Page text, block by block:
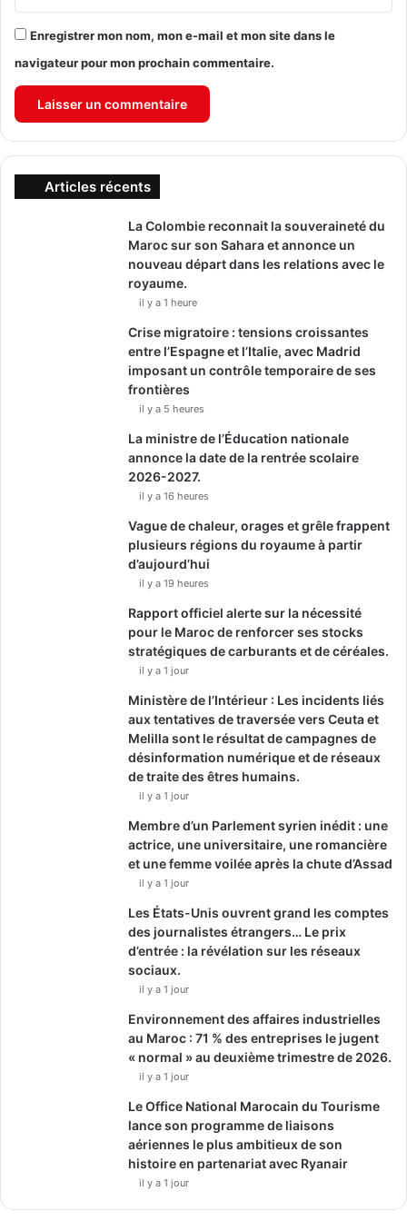
Enregistrer mon nom, mon e-mail et mon site dans le
navigateur pour mon prochain commentaire.
Articles récents
La Colombie reconnait la souveraineté du
Maroc sur son Sahara et annonce un
nouveau départ dans les relations avec le
royaume.
il y a 1 heure
Crise migratoire : tensions croissantes
entre l’Espagne et l’Italie, avec Madrid
imposant un contrôle temporaire de ses
frontières
il y a 5 heures
La ministre de l’Éducation nationale
annonce la date de la rentrée scolaire
2026-2027.
il y a 16 heures
Vague de chaleur, orages et grêle frappent
plusieurs régions du royaume à partir
d’aujourd’hui
il y a 19 heures
Rapport officiel alerte sur la nécessité
pour le Maroc de renforcer ses stocks
stratégiques de carburants et de céréales.
il y a 1 jour
Ministère de l’Intérieur : Les incidents liés
aux tentatives de traversée vers Ceuta et
Melilla sont le résultat de campagnes de
désinformation numérique et de réseaux
de traite des êtres humains.
il y a 1 jour
Membre d’un Parlement syrien inédit : une
actrice, une universitaire, une romancière
et une femme voilée après la chute d’Assad
il y a 1 jour
Les États-Unis ouvrent grand les comptes
des journalistes étrangers… Le prix
d’entrée : la révélation sur les réseaux
sociaux.
il y a 1 jour
Environnement des affaires industrielles
au Maroc : 71 % des entreprises le jugent
« normal » au deuxième trimestre de 2026.
il y a 1 jour
Le Office National Marocain du Tourisme
lance son programme de liaisons
aériennes le plus ambitieux de son
histoire en partenariat avec Ryanair
il y a 1 jour